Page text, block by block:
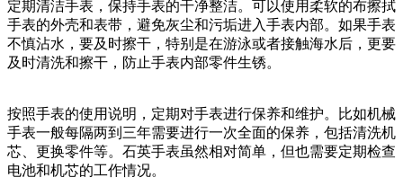
定期清洁手表，保持手表的干净整洁。可以使用柔软的布擦拭
手表的外壳和表带，避免灰尘和污垢进入手表内部。如果手表
不慎沾水，要及时擦干，特别是在游泳或者接触海水后，更要
及时清洗和擦干，防止手表内部零件生锈。
按照手表的使用说明，定期对手表进行保养和维护。比如机械
手表一般每隔两到三年需要进行一次全面的保养，包括清洗机
芯、更换零件等。石英手表虽然相对简单，但也需要定期检查
电池和机芯的工作情况。